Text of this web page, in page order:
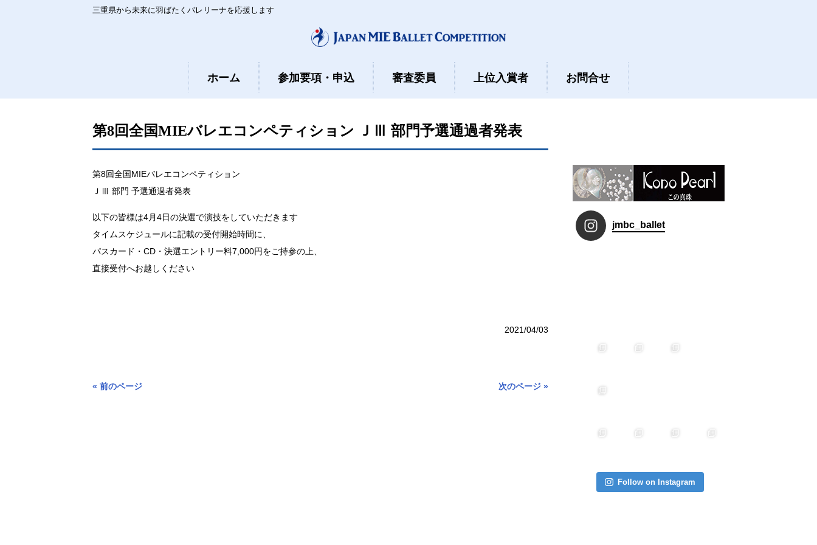
三重県から未来に羽ばたくバレリーナを応援します
ホーム 参加要項・申込 審査委員 上位入賞者 お問合せ
第8回全国MIEバレエコンペティション ＪⅢ 部門予選通過者発表
第8回全国MIEバレエコンペティション
ＪⅢ 部門 予選通過者発表
以下の皆様は4月4日の決選で演技をしていただきます
タイムスケジュールに記載の受付開始時間に、
パスカード・CD・決選エントリー料7,000円をご持参の上、
直接受付へお越しください
2021/04/03
« 前のページ 次のページ »
jmbc_ballet
Follow on Instagram